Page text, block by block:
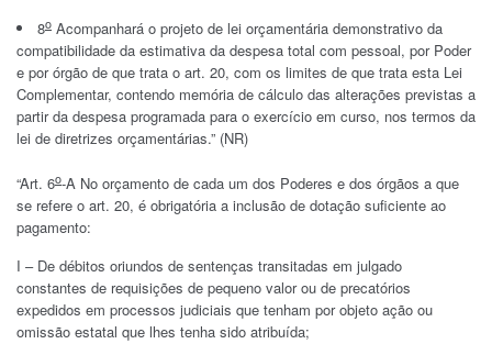
8o Acompanhará o projeto de lei orçamentária demonstrativo da
compatibilidade da estimativa da despesa total com pessoal, por Poder
e por órgão de que trata o art. 20, com os limites de que trata esta Lei
Complementar, contendo memória de cálculo das alterações previstas a
partir da despesa programada para o exercício em curso, nos termos da
lei de diretrizes orçamentárias.” (NR)
“Art. 6o-A No orçamento de cada um dos Poderes e dos órgãos a que
se refere o art. 20, é obrigatória a inclusão de dotação suficiente ao
pagamento:
I – De débitos oriundos de sentenças transitadas em julgado
constantes de requisições de pequeno valor ou de precatórios
expedidos em processos judiciais que tenham por objeto ação ou
omissão estatal que lhes tenha sido atribuída;